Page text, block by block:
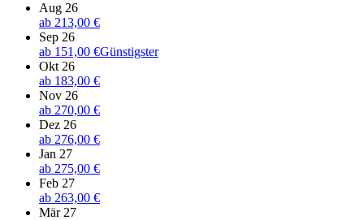
Aug 26
ab 213,00 €
Sep 26
ab 151,00 €Günstigster
Okt 26
ab 183,00 €
Nov 26
ab 270,00 €
Dez 26
ab 276,00 €
Jan 27
ab 275,00 €
Feb 27
ab 263,00 €
Mär 27